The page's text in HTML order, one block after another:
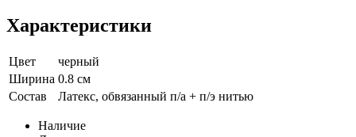
Характеристики
Цвет
черный
Ширина 0.8 см
Состав
Латекс, обвязанный п/а + п/э нитью
Наличие